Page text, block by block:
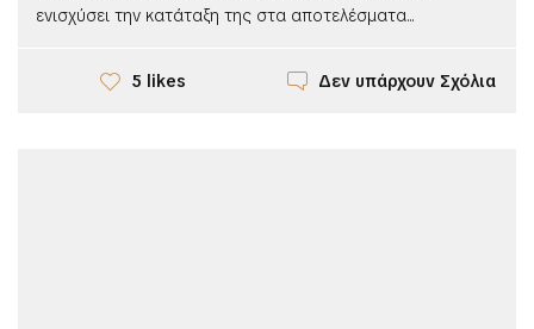
ενισχύσει την κατάταξη της στα αποτελέσματα...
5 likes Δεν υπάρχουν Σχόλια